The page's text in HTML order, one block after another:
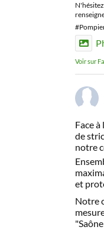
Voir sur
Face
de
notre
et
Notre